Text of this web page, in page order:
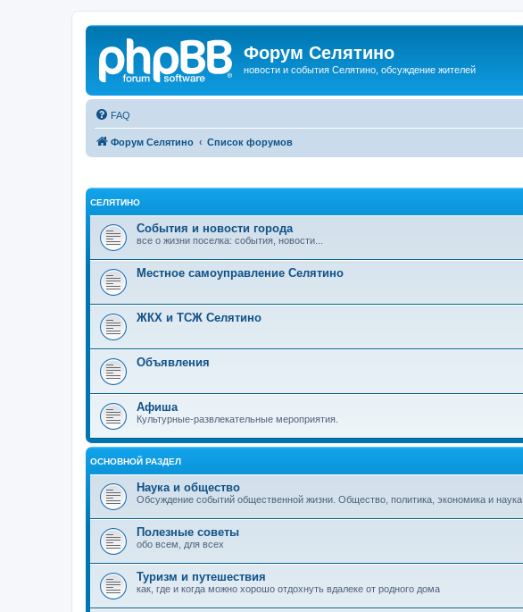
Форум Селятино
новости и события Селятино, обсуждение жителей
FAQ
Форум Селятино Список форумов
СЕЛЯТИНО
События и новости города
все о жизни поселка: события, новости...
Местное самоуправление Селятино
ЖКХ и ТСЖ Селятино
Объявления
Афиша
Культурные-развлекательные мероприятия.
ОСНОВНОЙ РАЗДЕЛ
Наука и общество
Обсуждение событий общественной жизни. Общество, политика, экономика и наука.
Полезные советы
обо всем, для всех
Туризм и путешествия
как, где и когда можно хорошо отдохнуть вдалеке от родного дома